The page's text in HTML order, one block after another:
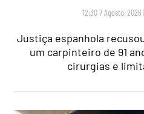
12:30 7 Agosto, 2026 |
Justiça espanhola
um carpinteiro de 91
cirurgias e